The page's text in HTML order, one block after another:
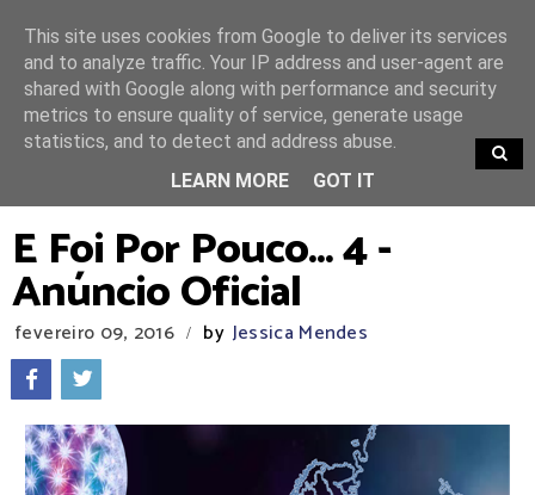
TRENDING
E Foi Por Pouco... 4 -
Anúncio Oficial
fevereiro 09, 2016 / by Jessica Mendes
This site uses cookies from Google to deliver its services
and to analyze traffic. Your IP address and user-agent are
shared with Google along with performance and security
metrics to ensure quality of service, generate usage
statistics, and to detect and address abuse.
LEARN MORE
GOT IT